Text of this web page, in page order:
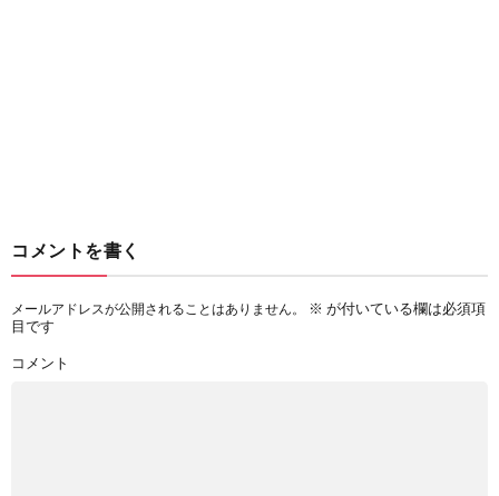
コメントを書く
メールアドレスが公開されることはありません。 ※ が付いている欄は必須項
目です
コメント